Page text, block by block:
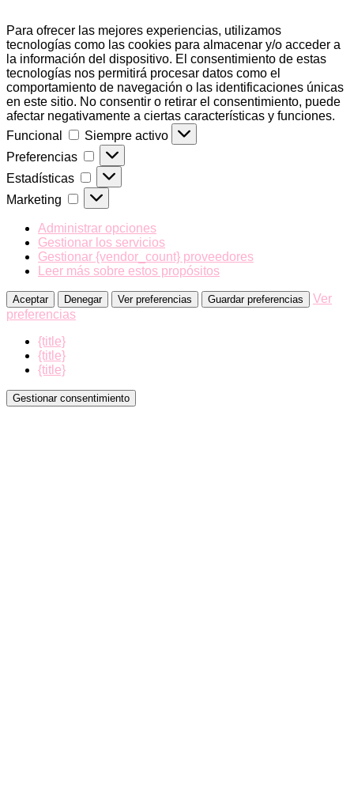
Para ofrecer las mejores experiencias, utilizamos
tecnologías como las cookies para almacenar y/o acceder a
la información del dispositivo. El consentimiento de estas
tecnologías nos permitirá procesar datos como el
comportamiento de navegación o las identificaciones únicas
en este sitio. No consentir o retirar el consentimiento, puede
afectar negativamente a ciertas características y funciones.
Funcional
Funcional
Siempre activo
Preferencias
Preferencias
Estadísticas Estadísticas
Marketing Marketing
Administrar opciones
Gestionar los servicios
Gestionar {vendor_count} proveedores
Leer más sobre estos propósitos
Aceptar Denegar Ver preferencias Guardar preferencias
Ver
preferencias
{title}
{title}
{title}
Gestionar consentimiento